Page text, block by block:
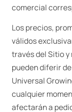
comercial
Los precios,
válidos
través del Sitio
pueden diferir
Universal
cualquier
afectarán a